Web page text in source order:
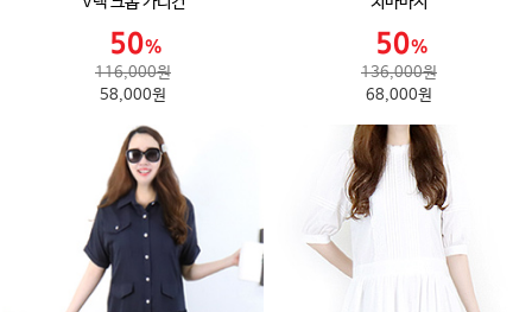
116,000원
58,000원
136,000원
68,000원